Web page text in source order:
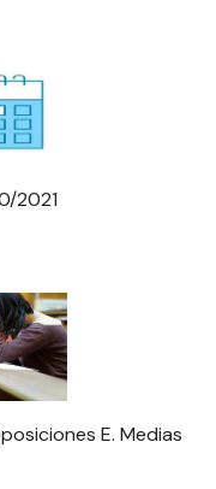
2021
E. Medias